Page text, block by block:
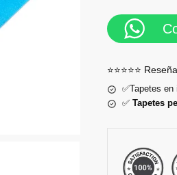
⭐⭐⭐⭐⭐
✅Tapetes
✅ Tapetes